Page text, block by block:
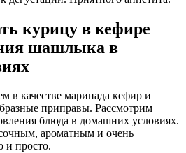
курицу в кефире
шашлыка в
в качестве маринада кефир и
приправы. Рассмотрим
блюда в домашних условиях.
ароматным и очень
и просто.